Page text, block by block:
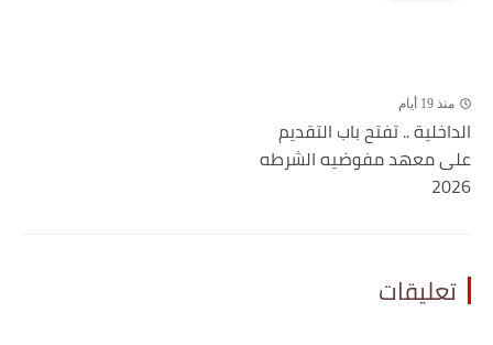
منذ 19 أيام
الداخلية .. تفتح باب التقديم
على معهد مفوضيه الشرطه
2026
تعليقات